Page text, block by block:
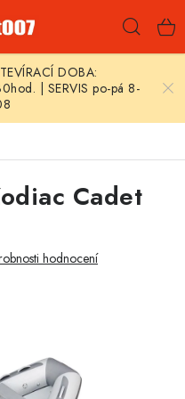
DOBA:
| SERVIS po-pá 8-
Cadet
hodnocení